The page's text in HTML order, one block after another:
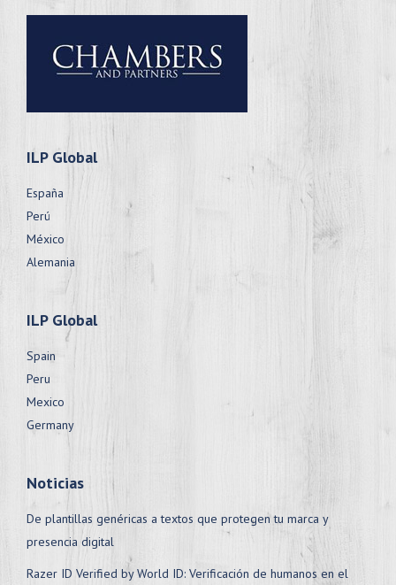
ILP Global
España
Perú
México
Alemania
ILP Global
Spain
Peru
Mexico
Germany
Noticias
De plantillas genéricas a textos que protegen tu marca y
presencia digital
Razer ID Verified by World ID: Verificación de humanos en el